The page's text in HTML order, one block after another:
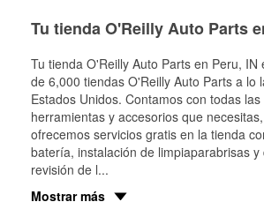
Tu tienda O'Reilly Auto Parts
Tu tienda O'Reilly Auto Parts en Peru, IN
de 6,000 tiendas O'Reilly Auto Parts a lo
Estados Unidos. Contamos con todas
herramientas y accesorios que
ofrecemos servicios gratis en la tienda
batería, instalación de limpiaparabrisas y
revisión de l...
Mostrar más